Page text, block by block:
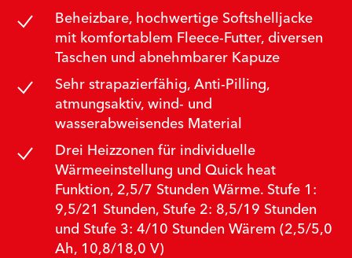
Beheizbare, hochwertige Softshelljacke
mit komfortablem Fleece-Futter, diversen
Taschen und abnehmbarer Kapuze
Sehr strapazierfähig, Anti-Pilling,
atmungsaktiv, wind- und
wasserabweisendes Material
Drei Heizzonen für individuelle
Wärmeeinstellung und Quick heat
Funktion, 2,5/7 Stunden Wärme. Stufe 1:
9,5/21 Stunden, Stufe 2: 8,5/19 Stunden
und Stufe 3: 4/10 Stunden Wärem (2,5/5,0
Ah, 10,8/18,0 V)